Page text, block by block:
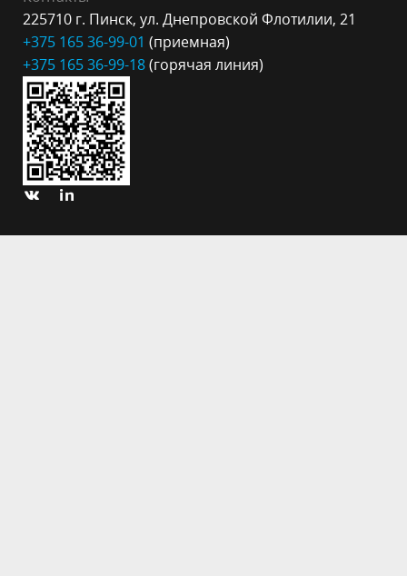
225710 г. Пинск, ул. Днепровской Флотилии, 21
+375 165 36-99-01 (приемная)
+375 165 36-99-18(горячая линия)